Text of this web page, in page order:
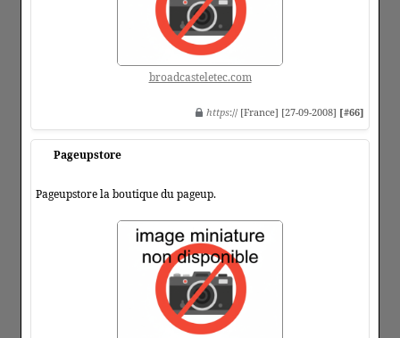
broadcasteletec.com
https:// [France] [27-09-2008] [#66]
Pageupstore
Pageupstore la boutique du pageup.